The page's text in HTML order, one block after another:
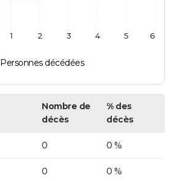
Personnes décédées
1 2 3 4 5 6
Nombre de
décès
% des
décès
0 0 %
0 0 %